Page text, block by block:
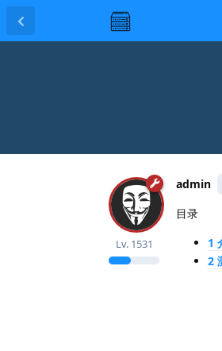
admin
Lv. 1531
目录
1
2